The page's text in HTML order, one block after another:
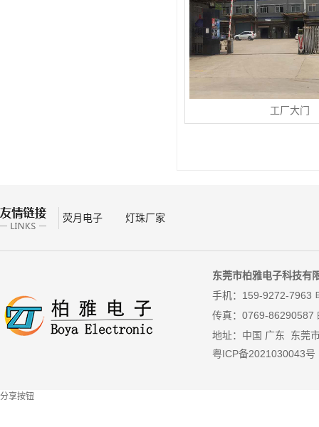
工厂大门
荧月电子 灯珠厂家
东莞市柏雅电子科技有
手机：159-9272-7963
传真： 0769-86290587
地址：中国 广东 东莞
粤ICP备2021030043号
分享按钮